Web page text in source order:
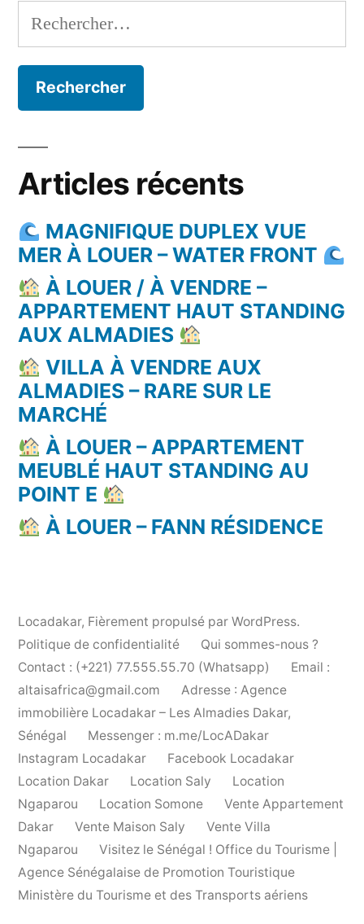
Rechercher :
Articles récents
MAGNIFIQUE DUPLEX VUE
MER À LOUER – WATER FRONT
À LOUER / À VENDRE –
APPARTEMENT HAUT STANDING
AUX ALMADIES
VILLA À VENDRE AUX
ALMADIES – RARE SUR LE
MARCHÉ
À LOUER – APPARTEMENT
MEUBLÉ HAUT STANDING AU
POINT E
À LOUER – FANN RÉSIDENCE
Locadakar, Fièrement propulsé par WordPress.
Politique de confidentialité
Qui sommes-nous ?
Contact : (+221) 77.555.55.70 (Whatsapp)
Email :
altaisafrica@gmail.com
Adresse : Agence
immobilière Locadakar – Les Almadies Dakar,
Sénégal
Messenger : m.me/LocADakar
Instagram Locadakar
Facebook Locadakar
Location Dakar
Location Saly
Location
Ngaparou
Location Somone
Vente Appartement
Dakar
Vente Maison Saly
Vente Villa
Ngaparou
Visitez le Sénégal ! Office du Tourisme |
Agence Sénégalaise de Promotion Touristique
Ministère du Tourisme et des Transports aériens